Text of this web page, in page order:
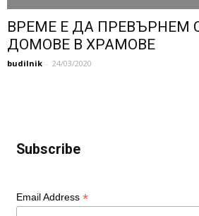
ВРЕМЕ Е ДА ПРЕВЪРНЕМ
ДОМОВЕ В ХРАМОВЕ
budilnik - 24/03/2020
Subscribe
Email Address *